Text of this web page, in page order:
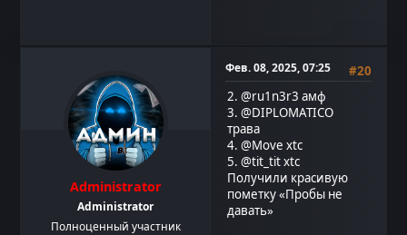
Administrator
Administrator
Полноценный участник
Фев. 08, 2025, 07:25
#20
2.@ru1n3r3 амф
3.@DIPLOMATICO
трава
4.@Move xtc
5.@tit_titxtc
Получили красивую
пометку «Пробы не
давать»